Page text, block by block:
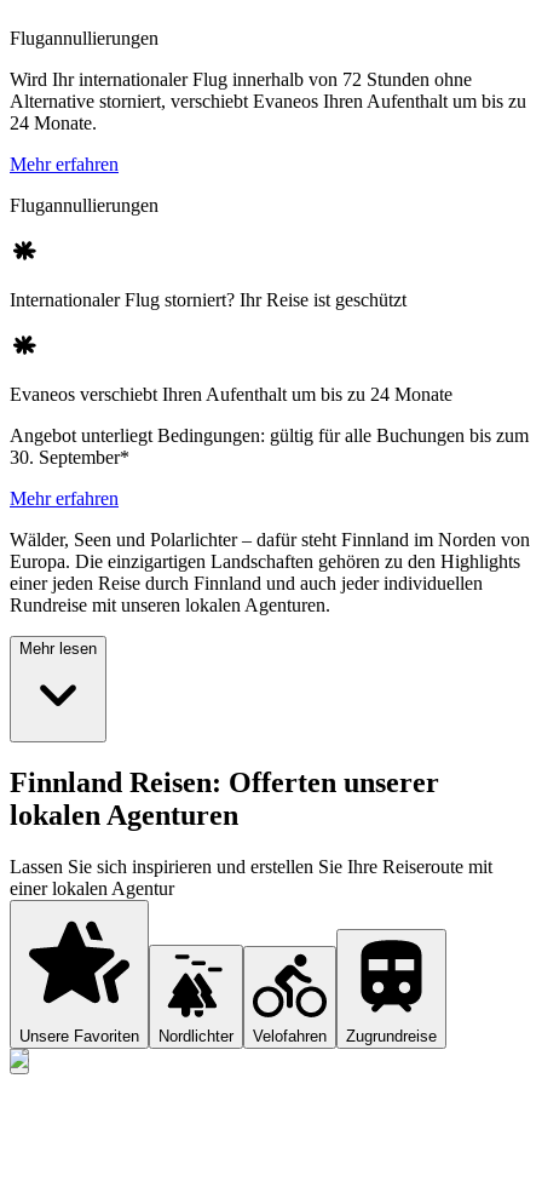
Flugannullierungen
Wird Ihr internationaler Flug innerhalb von 72 Stunden ohne
Alternative storniert, verschiebt Evaneos Ihren Aufenthalt um bis zu
24 Monate.
Mehr erfahren
Flugannullierungen
Internationaler Flug storniert? Ihr Reise ist geschützt
Evaneos verschiebt Ihren Aufenthalt um bis zu 24 Monate
Angebot unterliegt Bedingungen: gültig für alle Buchungen bis zum
30. September*
Mehr erfahren
Wälder, Seen und Polarlichter – dafür steht Finnland im Norden von
Europa. Die einzigartigen Landschaften gehören zu den Highlights
einer jeden Reise durch Finnland und auch jeder individuellen
Rundreise mit unseren lokalen Agenturen.
Mehr lesen
Finnland Reisen: Offerten unserer
lokalen Agenturen
Lassen Sie sich inspirieren und erstellen Sie Ihre Reiseroute mit
einer lokalen Agentur
Unsere Favoriten Nordlichter Velofahren Zugrundreise